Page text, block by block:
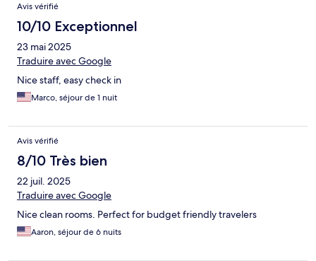
Avis vérifié
10/10 Exceptionnel
23 mai 2025
Traduire avec Google
Nice staff, easy check in
Marco, séjour de 1 nuit
Avis vérifié
8/10 Très bien
22 juil. 2025
Traduire avec Google
Nice clean rooms. Perfect for budget friendly travelers
Aaron, séjour de 6 nuits